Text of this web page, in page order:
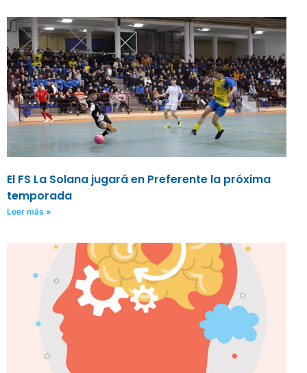
El FS La Solana jugará en Preferente la próxima
temporada
Leer más »